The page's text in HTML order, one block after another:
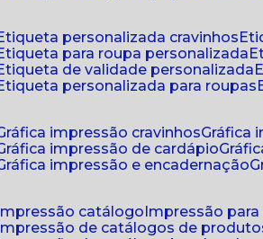
etiqueta personalizada cravinhos
etiqueta para roupa personalizada
etiqueta de validade personalizada
etiqueta personalizada para roupas
gráfica impressão cravinhos
gráfica impressão de cardápio
gráfica impressão e encadernação
impressão catálogo impressão
impressão de catálogos de